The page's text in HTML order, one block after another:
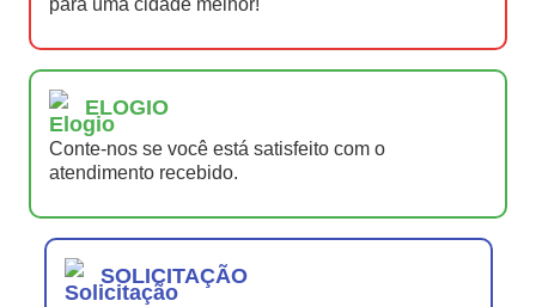
para uma cidade melhor!
ELOGIO
Conte-nos se você está satisfeito com o
atendimento recebido.
SOLICITAÇÃO